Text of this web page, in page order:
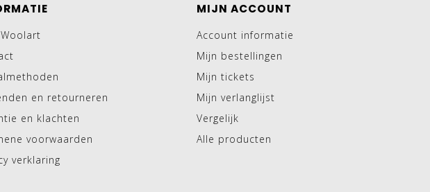
en retourneren
en klachten
voorwaarden
verklaring
MIJN ACCOUNT
Account informatie
Mijn bestellingen
Mijn tickets
Mijn verlanglijst
Vergelijk
Alle producten